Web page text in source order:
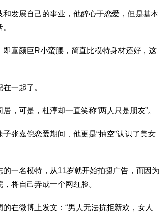
发展自己的事业，他醉心于恋爱，但是基本
童颜巨R小蛮腰，简直比模特身材还好，这
一起了。
可是，杜淳却一直笑称“两人只是朋友”。
嘉倪恋爱期间，他更是“抽空”认识了美女
一名模特，从11岁就开始拍摄广告，而因为
将自己弄成一个网红脸。
微博上发文：“男人无法抗拒新欢，女人